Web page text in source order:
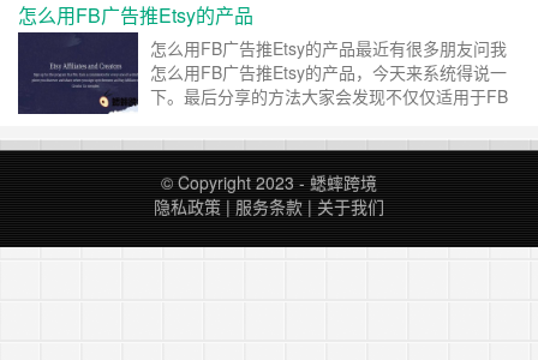
怎么用FB广告推Etsy的产品
怎么用FB广告推Etsy的产品最近有很多朋友问我
怎么用FB广告推Etsy的产品，今天来系统得说一
下。最后分享的方法大家会发现不仅仅适用于FB
snapchat广告推等等，不过方便起见，我这里主
要讲FB广告，其他的广告平台方法都类似。事先
说明，我不是特别赞成大家打FB广告给自己的
Etsy产品引流，原因是，在这个推广中，FB肯定
© Copyright 2023 - 蟋蟀跨境
隐私政策 | 服务条款 | 关于我们